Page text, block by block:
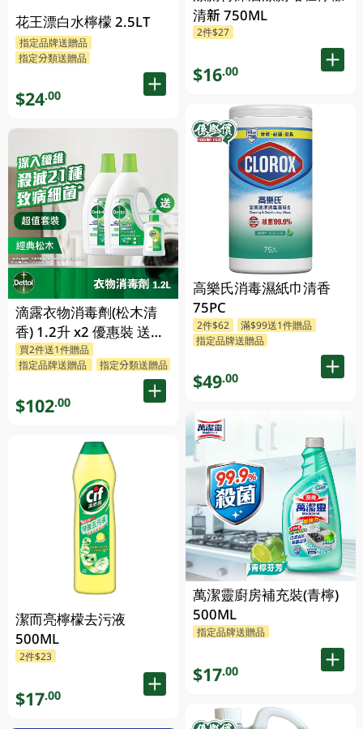
花王漂白水檸檬 2.5LT
指定品牌送贈品
指定分類送贈品
$24.00
滴露衣物消毒劑(松木清
香) 1.2升 x2 優惠裝 送贈
品 (贈品隨機發送)
買2件送1件贈品
指定品牌送贈品
指定分類送贈品
$102.00
潔而亮檸檬去污液
500ML
2件$23
$17.00
清新 750ML
2件$27
$16.00
高樂氏消毒濕紙巾清香
75PC
2件$62
滿$99送1件贈品
指定品牌送贈品
$49.00
萬潔靈廚房補充裝(青檸)
500ML
指定品牌送贈品
$17.00